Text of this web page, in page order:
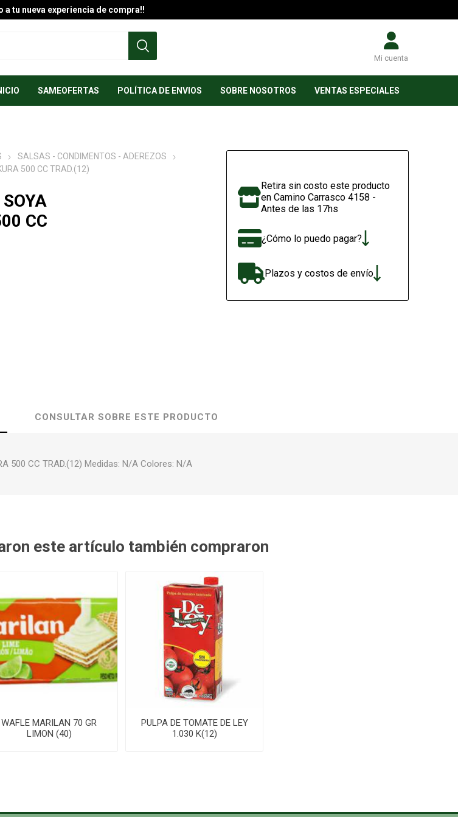
a tu nueva experiencia de compra!!
Mi cuenta
SAMEOFERTAS POLÍTICA DE ENVIOS SOBRE NOSOTROS VENTAS ESPECIALES
SALSAS - CONDIMENTOS - ADEREZOS
500 CC TRAD.(12)
CC
Retira sin costo este producto
en Camino Carrasco 4158 -
Antes de las 17hs
¿Cómo lo puedo pagar?
Plazos y costos de envío
CONSULTAR SOBRE ESTE PRODUCTO
500 CC TRAD.(12) Medidas: N/A Colores: N/A
este artículo también compraron
WAFLE MARILAN 70 GR
LIMON (40)
PULPA DE TOMATE DE LEY
1.030 K(12)